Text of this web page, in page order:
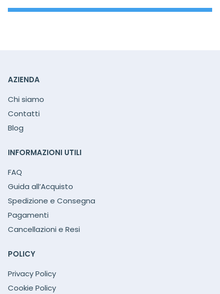
AZIENDA
Chi siamo
Contatti
Blog
INFORMAZIONI UTILI
FAQ
Guida all’Acquisto
Spedizione e Consegna
Pagamenti
Cancellazioni e Resi
POLICY
Privacy Policy
Cookie Policy